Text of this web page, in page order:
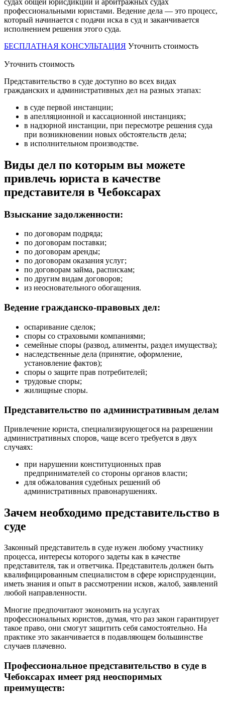
профессиональными юристами. Ведение дела — это процесс,
который начинается с подачи иска в суд и заканчивается
исполнением решения этого суда.
БЕСПЛАТНАЯ КОНСУЛЬТАЦИЯ Уточнить стоимость
Уточнить стоимость
Представительство в суде доступно во всех видах
гражданских и административных дел на разных этапах:
в суде первой инстанции;
в апелляционной и кассационной инстанциях;
в надзорной инстанции, при пересмотре решения суда
при возникновении новых обстоятельств дела;
в исполнительном производстве.
Виды дел по которым вы можете
привлечь юриста в качестве
представителя в Чебоксарах
Взыскание задолженности:
по договорам подряда;
по договорам поставки;
по договорам аренды;
по договорам оказания услуг;
по договорам займа, распискам;
по другим видам договоров;
из неосновательного обогащения.
Ведение гражданско-правовых дел:
оспаривание сделок;
споры со страховыми компаниями;
семейные споры (развод, алименты, раздел имущества);
наследственные дела (принятие, оформление,
установление фактов);
споры о защите прав потребителей;
трудовые споры;
жилищные споры.
Представительство по административным делам
Привлечение юриста, специализирующегося на разрешении
административных споров, чаще всего требуется в двух
случаях:
при нарушении конституционных прав
предпринимателей со стороны органов власти;
для обжалования судебных решений об
административных правонарушениях.
Зачем необходимо представительство в
суде
Законный представитель в суде нужен любому участнику
процесса, интересы которого задеты как в качестве
представителя, так и ответчика. Представитель должен быть
квалифицированным специалистом в сфере юриспруденции,
иметь знания и опыт в рассмотрении исков, жалоб, заявлений
любой направленности.
Многие предпочитают экономить на услугах
профессиональных юристов, думая, что раз закон гарантирует
такое право, они смогут защитить себя самостоятельно. На
практике это заканчивается в подавляющем большинстве
случаев плачевно.
Профессиональное представительство в суде в
Чебоксарах имеет ряд неоспоримых
преимуществ: